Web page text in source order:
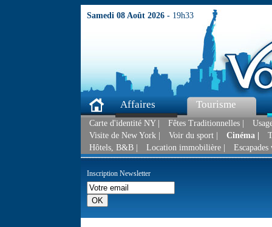
Samedi 08 Août 2026 - 19h33
Affaires Tourisme
Carte d'identité NY | Fêtes Traditionnelles |
Visite de New York |
Voir du sport | Cinéma |
Hôtels, B&B |
Location immobilière |
Inscription Newsletter